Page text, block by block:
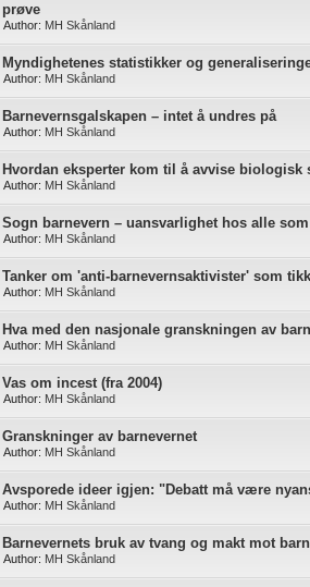
prøve
Author: MH Skånland
Myndighetenes statistikker og
Author: MH Skånland
Barnevernsgalskapen – intet å undres på
Author: MH Skånland
Hvordan eksperter kom til å avvise biologisk
Author: MH Skånland
Sogn barnevern – uansvarlighet hos alle
Author: MH Skånland
Tanker om 'anti-barnevernsaktivister' som
Author: MH Skånland
Hva med den nasjonale granskningen av
Author: MH Skånland
Vas om incest (fra 2004)
Author: MH Skånland
Granskninger av barnevernet
Author: MH Skånland
Avsporede ideer igjen: "Debatt må være
Author: MH Skånland
Barnevernets bruk av tvang og makt mot barn
Author: MH Skånland